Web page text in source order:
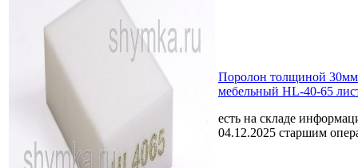
Поролон толщиной 30мм
мебельный HL-40-65
есть на складе
04.12.2025 старшим